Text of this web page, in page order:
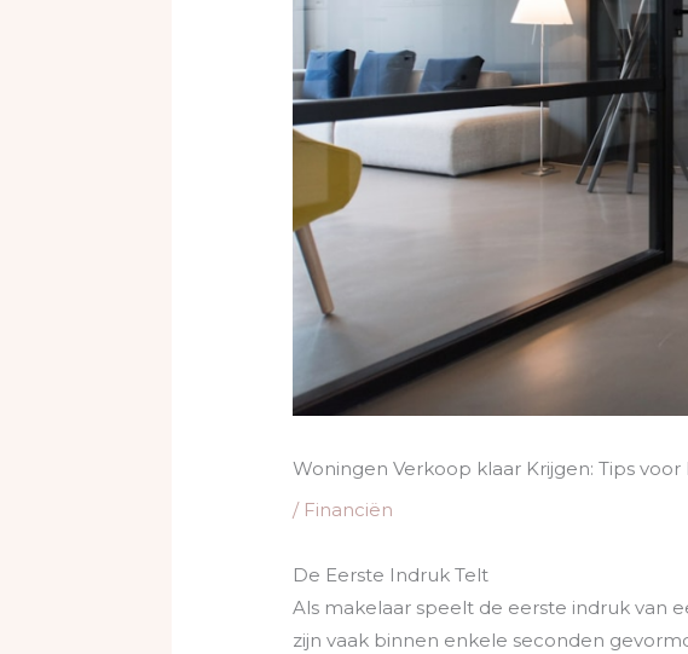
Woningen Verkoop klaar Krijgen: Tips voor
/ Financiën
De Eerste Indruk Telt
Als makelaar speelt de eerste indruk van
zijn vaak binnen enkele seconden